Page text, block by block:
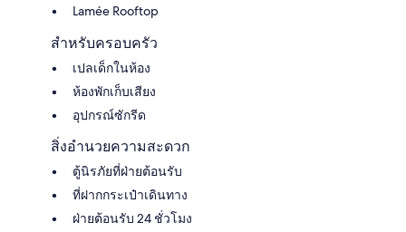
Lamée Rooftop
สำหรับครอบครัว
เปลเด็กในห้อง
ห้องพักเก็บเสียง
อุปกรณ์ซักรีด
สิ่งอำนวยความสะดวก
ตู้นิรภัยที่ฝ่ายต้อนรับ
ที่ฝากกระเป๋าเดินทาง
ฝ่ายต้อนรับ 24 ชั่วโมง